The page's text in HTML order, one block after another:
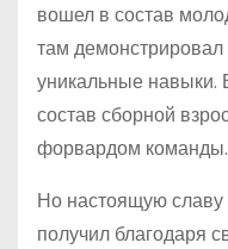
вошел в состав
там
уникальные навыки.
состав сборной
форвардом команды.
Но настоящую
получил благодаря